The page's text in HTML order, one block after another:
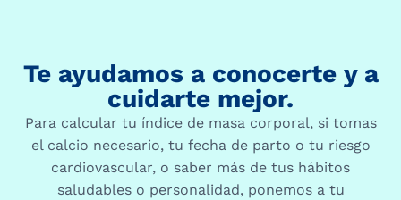
Te ayudamos a conocerte y a
cuidarte mejor.
Para calcular tu índice de masa corporal, si tomas
el calcio necesario, tu fecha de parto o tu riesgo
cardiovascular, o saber más de tus hábitos
saludables o personalidad, ponemos a tu